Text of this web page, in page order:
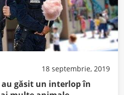
18 septembrie, 2019
au găsit un interlop în